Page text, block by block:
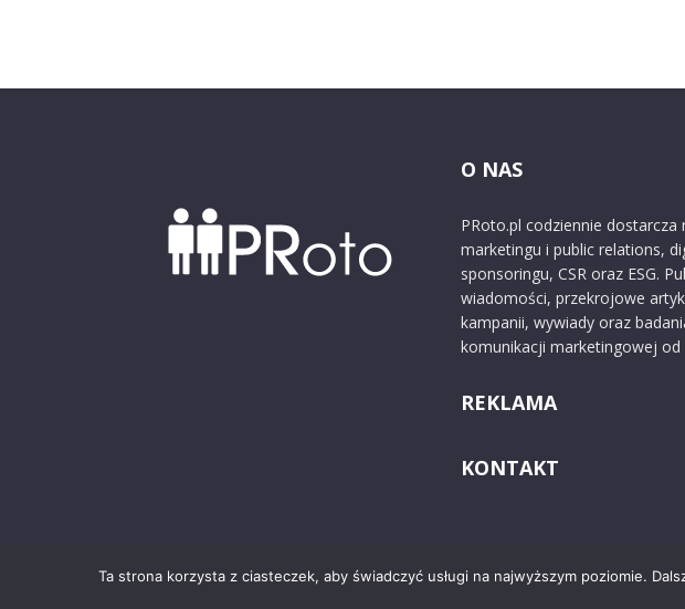
O NAS
PRoto.pl codziennie
marketingu i public relations,
sponsoringu, CSR oraz ESG.
wiadomości, przekrojowe
kampanii, wywiady oraz
komunikacji marketingowej od
REKLAMA
KONTAKT
© 2024 PRoto.pl
Ta strona korzysta z ciasteczek, aby świadczyć usługi na najwyższym poziomie.